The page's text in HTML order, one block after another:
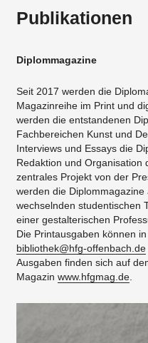
Publikationen
Diplommagazine
Seit 2017 werden die
Magazinreihe im Print und
werden die entstandenen
Fachbereichen Kunst und
Interviews und Essays die
Redaktion und Organisation
zentrales Projekt von der
werden die Diplommagazine
wechselnden studentischen
einer gestalterischen
Die Printausgaben können
bibliothek@hfg-offenbach.de
Ausgaben finden sich auf
Magazin www.hfgmag.de